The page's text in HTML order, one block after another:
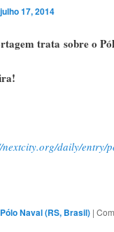
julho 17, 2014
trata sobre o
daily/entry/
Pólo Naval (RS, Brasil) |